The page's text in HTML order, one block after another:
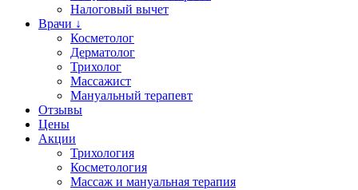
Налоговый вычет
Врачи ↓
Косметолог
Дерматолог
Трихолог
Массажист
Мануальный терапевт
Отзывы
Цены
Акции
Трихология
Косметология
Массаж и мануальная терапия